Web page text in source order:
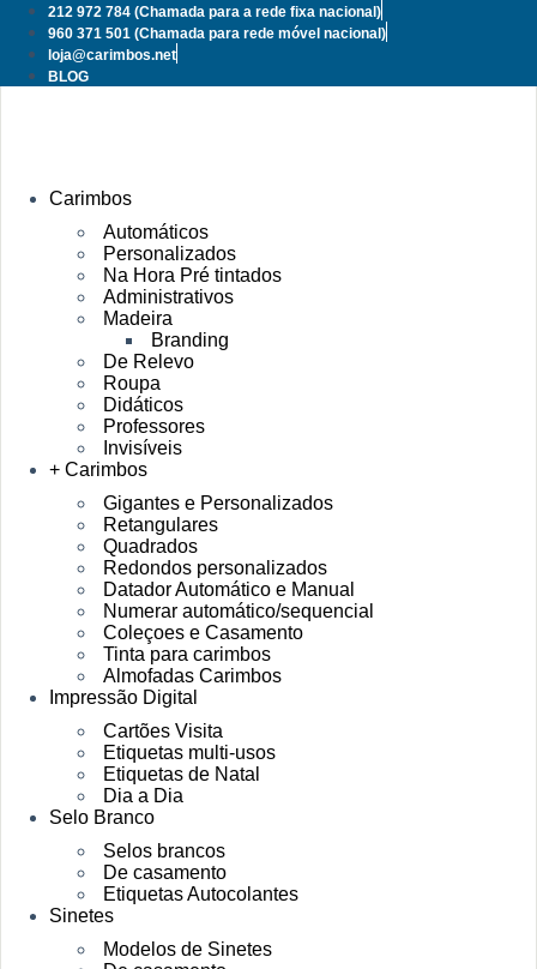
Pular
para
conteúdo
212 972 784 (Chamada para a rede fixa nacional)
960 371 501 (Chamada para rede móvel nacional)
loja@carimbos.net
BLOG
Carimbos
Automáticos
Personalizados
Na Hora Pré tintados
Administrativos
Madeira
Branding
De Relevo
Roupa
Didáticos
Professores
Invisíveis
+ Carimbos
Gigantes e Personalizados
Retangulares
Quadrados
Redondos personalizados
Datador Automático e Manual
Numerar automático/sequencial
Coleçoes e Casamento
Tinta para carimbos
Almofadas Carimbos
Impressão Digital
Cartões Visita
Etiquetas multi-usos
Etiquetas de Natal
Dia a Dia
Selo Branco
Selos brancos
De casamento
Etiquetas Autocolantes
Sinetes
Modelos de Sinetes